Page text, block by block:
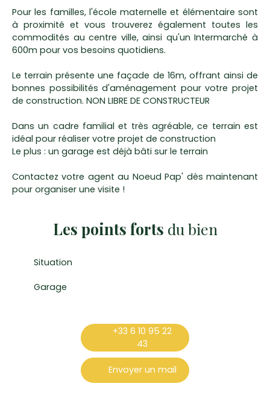
Pour les familles, l'école maternelle et élémentaire sont
à proximité et vous trouverez également toutes les
commodités au centre ville, ainsi qu'un Intermarché à
600m pour vos besoins quotidiens.
Le terrain présente une façade de 16m, offrant ainsi de
bonnes possibilités d'aménagement pour votre projet
de construction. NON LIBRE DE CONSTRUCTEUR
Dans un cadre familial et très agréable, ce terrain est
idéal pour réaliser votre projet de construction
Le plus : un garage est déjà bâti sur le terrain
Contactez votre agent au Noeud Pap' dès maintenant
pour organiser une visite !
Les points forts du bien
Situation
Garage
+33 6 10 95 22
43
Envoyer un mail